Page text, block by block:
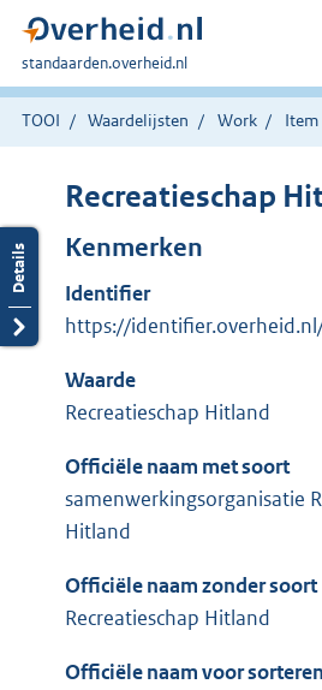
U
bent
hier:
standaarden.overheid.nl
TOOI Waardelijsten Work Item
Recreatieschap
Kenmerken
Identifier
https://
Waarde
Recreatieschap Hitland
Officiële naam met soort
samenwerkingsorganisatie
Hitland
Officiële naam zonder soort
Recreatieschap Hitland
Officiële naam voor sorteren